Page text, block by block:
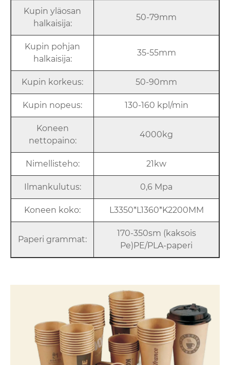
Kupin yläosan
halkaisija:
50-79mm
Kupin pohjan
halkaisija:
35-55mm
Kupin korkeus: 50-90mm
Kupin nopeus: 130-160 kpl/min
Koneen
nettopaino:
4000kg
Nimellisteho: 21kw
Ilmankulutus: 0,6 Mpa
Koneen koko: L3350*L1360*K2200MM
Paperi grammat:
170-350sm (kaksois
Pe)PE/PLA-paperi